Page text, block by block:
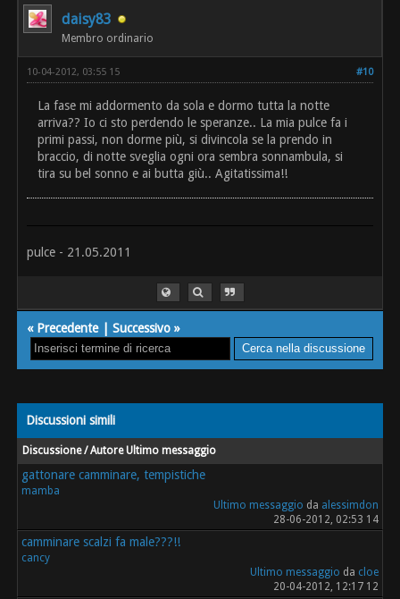
daisy83
Membro ordinario
#10
10-04-2012, 03:55 15
La fase mi addormento da sola e dormo tutta la notte
arriva?? Io ci sto perdendo le speranze.. La mia pulce fa i
primi passi, non dorme più, si divincola se la prendo in
braccio, di notte sveglia ogni ora sembra sonnambula, si
tira su bel sonno e ai butta giù.. Agitatissima!!
pulce - 21.05.2011
« Precedente|Successivo »
Discussioni simili
Discussione / Autore Ultimo messaggio
gattonare camminare, tempistiche
mamba
Ultimo messaggio da alessimdon
28-06-2012, 02:53 14
camminare scalzi fa male???!!
cancy
Ultimo messaggio da cloe
20-04-2012, 12:17 12